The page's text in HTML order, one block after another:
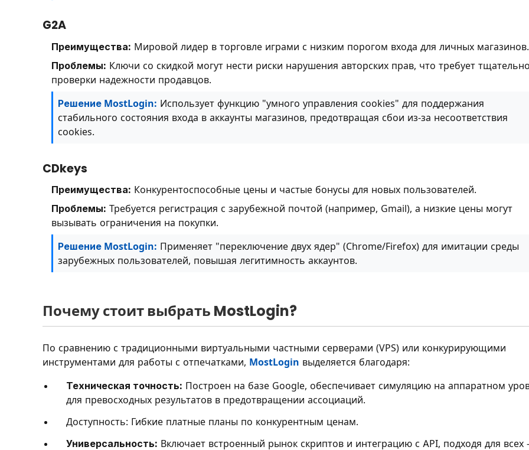
G2A
Преимущества: Мировой лидер в торговле играми с низким порогом входа для личных магазинов.
Проблемы: Ключи со скидкой могут нести риски нарушения авторских прав, что требует
проверки надежности продавцов.
Решение MostLogin: Использует функцию "умного управления cookies" для поддержания
стабильного состояния входа в аккаунты магазинов, предотвращая сбои из-за несоответствия
cookies.
CDkeys
Преимущества: Конкурентоспособные цены и частые бонусы для новых пользователей.
Проблемы: Требуется регистрация с зарубежной почтой (например, Gmail), а низкие цены могут
вызывать ограничения на покупки.
Решение MostLogin: Применяет "переключение двух ядер" (Chrome/Firefox) для имитации среды
зарубежных пользователей, повышая легитимность аккаунтов.
Почему стоит выбрать MostLogin?
По сравнению с традиционными виртуальными частными серверами (VPS) или конкурирующими
инструментами для работы с отпечатками, MostLogin выделяется благодаря:
Техническая точность: Построен на базе Google, обеспечивает симуляцию на аппаратном
для превосходных результатов в предотвращении ассоциаций.
Доступность: Гибкие платные планы по конкурентным ценам.
Универсальность: Включает встроенный рынок скриптов и интеграцию с API, подходя для